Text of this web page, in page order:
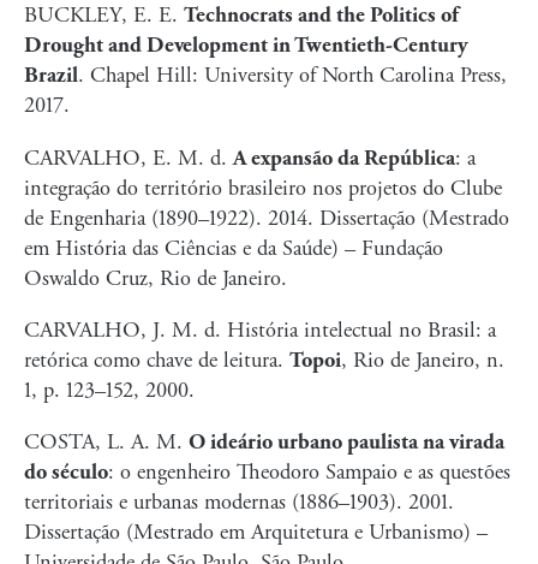
BUCKLEY, E. E. Technocrats and the Politics of
Drought and Development in Twentieth-Century
Brazil. Chapel Hill: University of North Carolina Press,
2017.
CARVALHO, E. M. d.A expansão da República: a
integração do território brasileiro nos projetos do Clube
de Engenharia (1890–1922). 2014. Dissertação (Mestrado
em História das Ciências e da Saúde) – Fundação
Oswaldo Cruz, Rio de Janeiro.
CARVALHO, J. M. d. História intelectual no Brasil: a
retórica como chave de leitura. Topoi, Rio de Janeiro, n.
1, p. 123–152, 2000.
COSTA, L. A. M. O ideário urbano paulista na virada
do século: o engenheiro Theodoro Sampaio e as questões
territoriais e urbanas modernas (1886–1903). 2001.
Dissertação (Mestrado em Arquitetura e Urbanismo) –